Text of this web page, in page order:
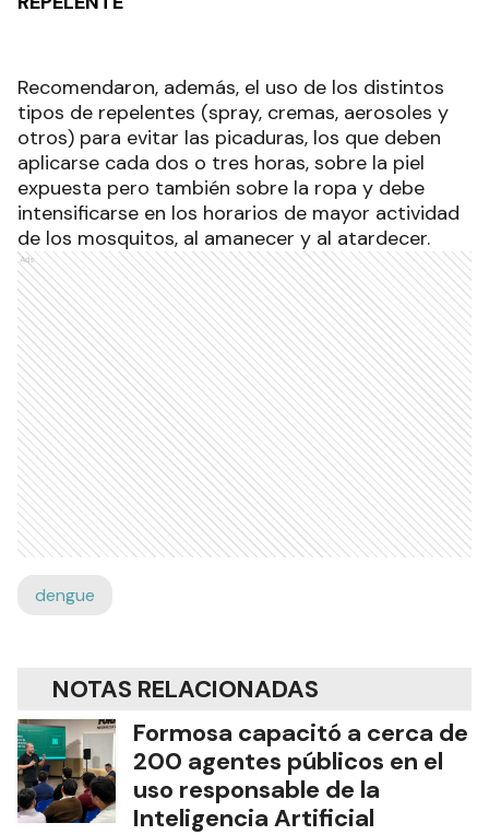
Recomendaron, además, el uso de los distintos
tipos de repelentes (spray, cremas, aerosoles y
otros) para evitar las picaduras, los que deben
aplicarse cada dos o tres horas, sobre la piel
expuesta pero también sobre la ropa y debe
intensificarse en los horarios de mayor actividad
de los mosquitos, al amanecer y al atardecer.
Ads
dengue
NOTAS RELACIONADAS
Formosa capacitó a cerca de
200 agentes públicos en el
uso responsable de la
Inteligencia Artificial